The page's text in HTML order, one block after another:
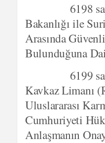
6198 sayılı
Bakanlığı ile
Arasında
Bulunduğuna
6199 sayılı
Kavkaz Limanı
Uluslararası
Cumhuriyeti
Anlaşmanın